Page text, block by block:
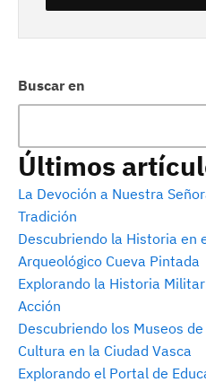
Buscar en
Últimos
La Devoción a Nuestra
Tradición
Descubriendo la Historia en
Arqueológico Cueva Pintada
Explorando la Historia
Acción
Descubriendo los Museos
Cultura en la Ciudad Vasca
Explorando el Portal de